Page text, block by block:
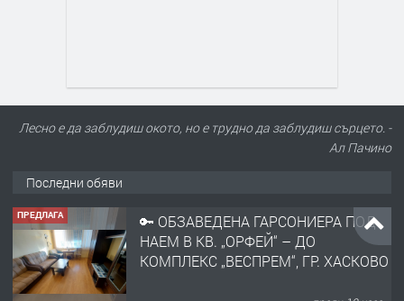
Лесно е да заблудиш окото, но е трудно да заблудиш сърцето. -
Ал Пачино
Последни обяви
ПРЕДЛАГА
🔑 ОБЗАВЕДЕНА ГАРСОНИЕРА ПОД
НАЕМ В КВ. „ОРФЕЙ“ – ДО
КОМПЛЕКС „ВЕСПРЕМ“, ГР. ХАСКОВО